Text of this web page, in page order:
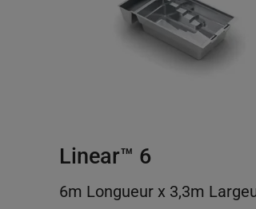
Linear™ 6
6m Longueur x 3,3m